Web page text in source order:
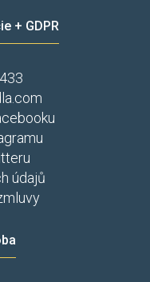
+ GDPR
údajů